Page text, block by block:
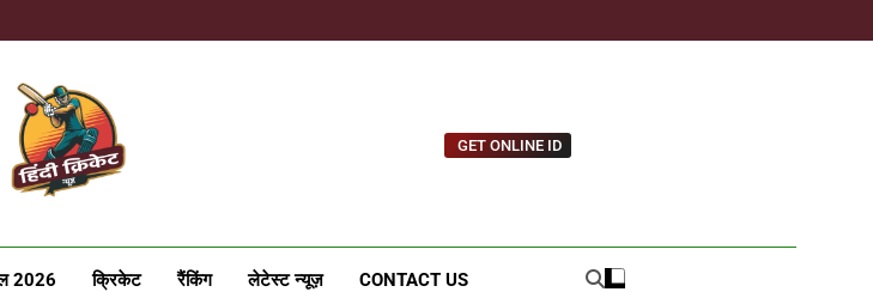
Hindicricketnews.com
GET ONLINE ID
2026 क्रिकेट रैंकिंग लेटेस्ट न्यूज़ CONTACT US